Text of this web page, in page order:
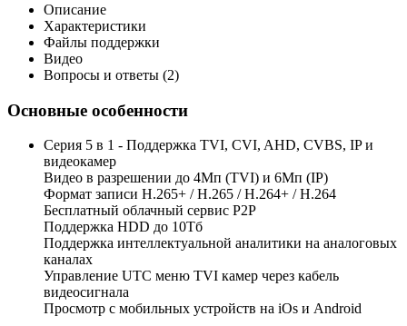
Описание
Характеристики
Файлы поддержки
Видео
Вопросы и ответы (2)
Основные особенности
Серия 5 в 1 - Поддержка TVI, CVI, AHD, CVBS, IP и
видеокамер
Видео в разрешении до 4Мп (TVI) и 6Мп (IP)
Формат записи H.265+ / H.265 / H.264+ / H.264
Бесплатный облачный сервис Р2Р
Поддержка HDD до 10Тб
Поддержка интеллектуальной аналитики на аналоговых
каналах
Управление UTC меню TVI камер через кабель
видеосигнала
Просмотр с мобильных устройств на iOs и Android